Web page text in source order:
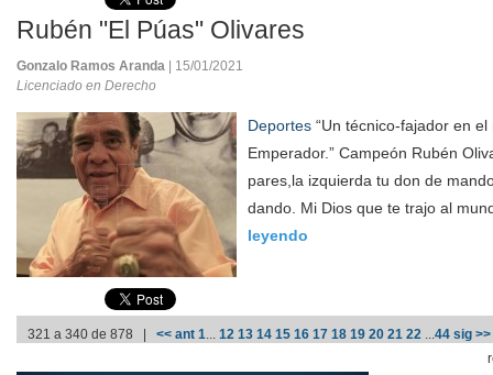
Rubén "El Púas" Olivares
Gonzalo Ramos Aranda
| 15/01/2021
Licenciado en Derecho
Deportes “Un técnico-fajador en el
Emperador.” Campeón Rubén
pares,la izquierda tu don de
dando. Mi Dios que te trajo al
leyendo
321 a 340 de 878 | << ant 1... 12 13 14 15 16 17 18 19 20 21 22 ...44 sig >>